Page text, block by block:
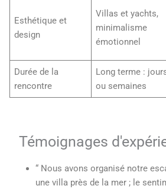
Esthétique et
design
Villas et yachts,
minimalisme
émotionnel
Durée de la
rencontre
Long terme :
ou semaines
Témoignages
“ Nous avons organisé notre
une villa près de la mer ; le